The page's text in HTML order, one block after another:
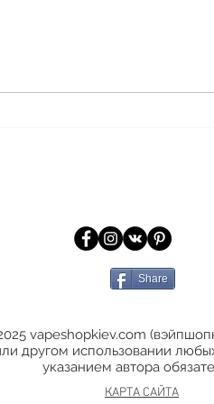
Share
vapeshopkiev.com
другом использовании
указанием автора
КАРТА САЙТА